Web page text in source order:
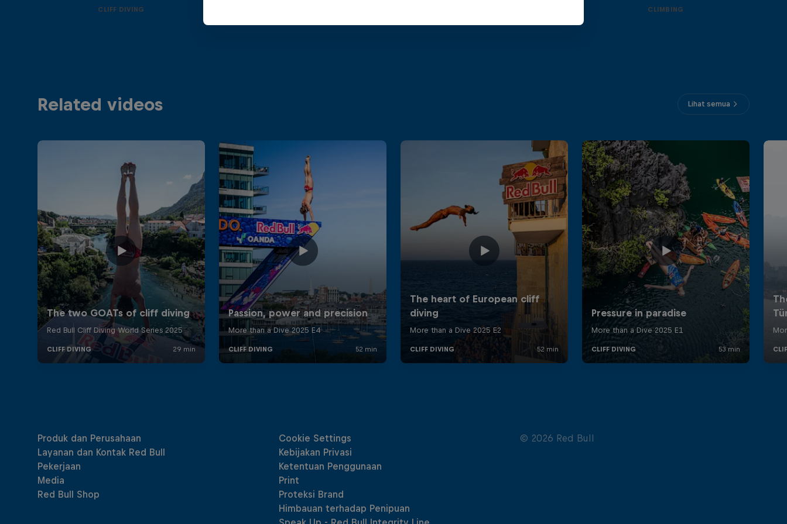
CLIFF DIVING CLIMBING
Related videos Lihat semua